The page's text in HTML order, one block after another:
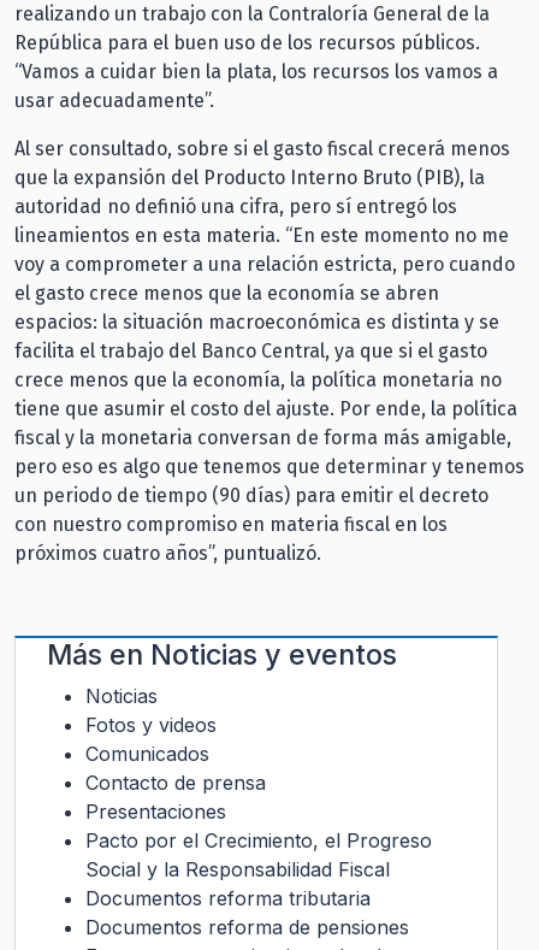
realizando un trabajo con la Contraloría General de la
República para el buen uso de los recursos públicos.
“Vamos a cuidar bien la plata, los recursos los vamos a
usar adecuadamente”.
Al ser consultado, sobre si el gasto fiscal crecerá menos
que la expansión del Producto Interno Bruto (PIB), la
autoridad no definió una cifra, pero sí entregó los
lineamientos en esta materia. “En este momento no me
voy a comprometer a una relación estricta, pero cuando
el gasto crece menos que la economía se abren
espacios: la situación macroeconómica es distinta y se
facilita el trabajo del Banco Central, ya que si el gasto
crece menos que la economía, la política monetaria no
tiene que asumir el costo del ajuste. Por ende, la política
fiscal y la monetaria conversan de forma más amigable,
pero eso es algo que tenemos que determinar y tenemos
un periodo de tiempo (90 días) para emitir el decreto
con nuestro compromiso en materia fiscal en los
próximos cuatro años”, puntualizó.
Más en Noticias y eventos
Noticias
Fotos y videos
Comunicados
Contacto de prensa
Presentaciones
Pacto por el Crecimiento, el Progreso
Social y la Responsabilidad Fiscal
Documentos reforma tributaria
Documentos reforma de pensiones